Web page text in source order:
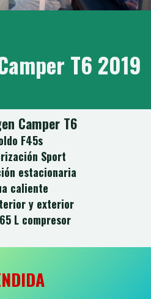
T6 2019
Camper T6
F45s
Sport
estacionaria
caliente
y exterior
L compresor